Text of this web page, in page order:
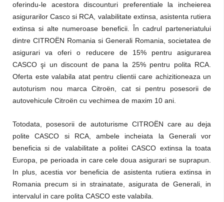
oferindu-le acestora discounturi preferentiale la incheierea
asigurarilor Casco si RCA, valabilitate extinsa, asistenta rutiera
extinsa si alte numeroase beneficii. În cadrul parteneriatului
dintre CITROËN Romania si Generali Romania, societatea de
asigurari va oferi o reducere de 15% pentru asigurarea
CASCO şi un discount de pana la 25% pentru polita RCA.
Oferta este valabila atat pentru clientii care achizitioneaza un
autoturism nou marca Citroën, cat si pentru posesorii de
autovehicule Citroën cu vechimea de maxim 10 ani.
Totodata, posesorii de autoturisme CITROËN care au deja
polite CASCO si RCA, ambele incheiata la Generali vor
beneficia si de valabilitate a politei CASCO extinsa la toata
Europa, pe perioada in care cele doua asigurari se suprapun.
In plus, acestia vor beneficia de asistenta rutiera extinsa in
Romania precum si in strainatate, asigurata de Generali, in
intervalul in care polita CASCO este valabila.